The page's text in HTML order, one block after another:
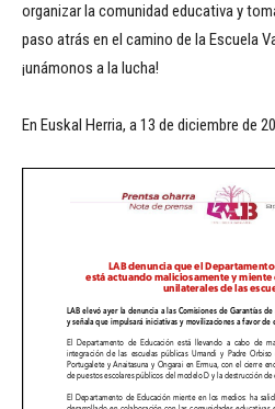
organizar la comunidad educativa y
paso atrás en el camino de la Escuela
¡unámonos a la lucha!
En Euskal Herria, a 13 de diciembre de